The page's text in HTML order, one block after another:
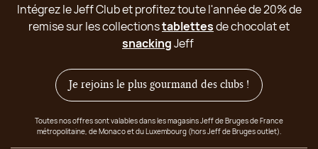
Intégrez le Jeff Club et profitez toute l'année de 20% de
remise sur les collectionstablettesde chocolat et
snackingJeff
Je rejoins le plus gourmand des clubs !
Toutes nos offres sont valables dans les magasins Jeff de Bruges de France
métropolitaine, de Monaco et du Luxembourg (hors Jeff de Bruges outlet).